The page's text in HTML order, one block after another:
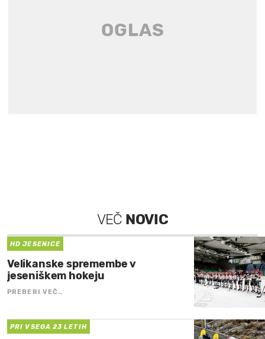
VEČ NOVIC
HD JESENICE
Velikanske spremembe v
jeseniškem hokeju
PREBERI VEČ…
PRI VSEGA 23 LETIH